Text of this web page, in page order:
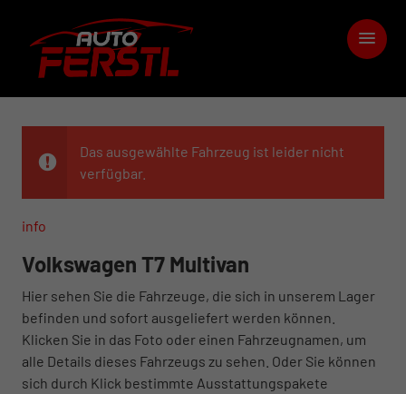
Das ausgewählte Fahrzeug ist leider nicht
verfügbar.
info
Volkswagen T7 Multivan
Hier sehen Sie die Fahrzeuge, die sich in unserem Lager
befinden und sofort ausgeliefert werden können.
Klicken Sie in das Foto oder einen Fahrzeugnamen, um
alle Details dieses Fahrzeugs zu sehen. Oder Sie können
sich durch Klick bestimmte Ausstattungspakete